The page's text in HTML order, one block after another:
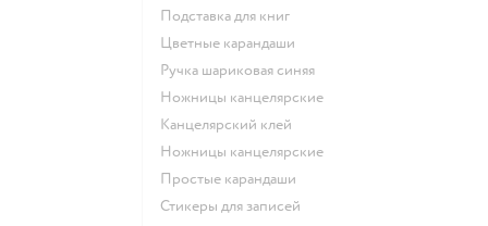
Подставка для книг
Цветные карандаши
Ручка шариковая синяя
Ножницы канцелярские
Канцелярский клей
Ножницы канцелярские
Простые карандаши
Стикеры для записей